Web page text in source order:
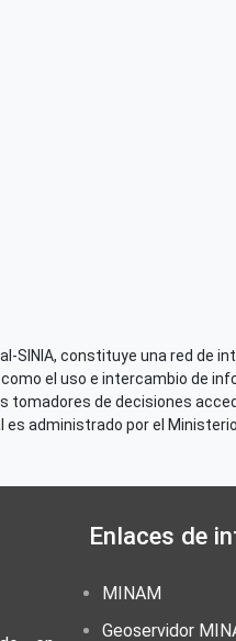
SINIA, constituye una red
el uso e intercambio de
tomadores de decisiones
administrado por el
Enlaces de
MINAM
Geoservidor